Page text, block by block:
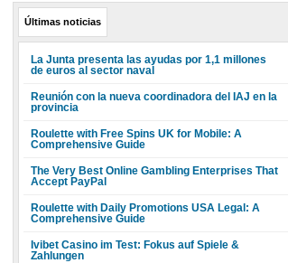
Últimas noticias
La Junta presenta las ayudas por 1,1 millones
de euros al sector naval
Reunión con la nueva coordinadora del IAJ en la
provincia
Roulette with Free Spins UK for Mobile: A
Comprehensive Guide
The Very Best Online Gambling Enterprises That
Accept PayPal
Roulette with Daily Promotions USA Legal: A
Comprehensive Guide
Ivibet Casino im Test: Fokus auf Spiele &
Zahlungen